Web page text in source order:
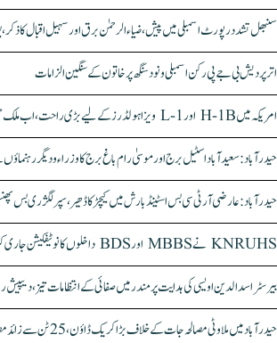
سنبھل تشدد رپورٹ اسمبلی میں پیش، ضیاء الرحمٰن برق اور سہیل اقبال کا
اتر پردیش بی جے پی رکن اسمبلی ونود سنگھ پر خاتون کے سنگین الزامات
امریکہ میں H-1B اور L-1 ویزا ہولڈرز کے لیے بڑی راحت، اب ملک چھوڑے بغیر ویزا تجدید ممکن
حیدرآباد: سعیدآباد اسٹیل برج اور موسیٰ رام باغ برج کا وزراء و دیگر رہنماؤں
حیدرآباد: عارضی آر ٹی سی بس اسٹینڈ بارش میں کیچڑ کا ڈھیر، سپر لگژری بس
KNRUHS نے MBBS اور BDS داخلوں کا نوٹیفکیشن جاری کر دیا
بیرسٹر اسدالدین اویسی کی ہدایت پر مندر میں صفائی کے انتظامات تیز، دیپیش
حیدرآباد میں ملاوٹی مصالحہ جات کے خلاف بڑا کریک ڈاؤن، 25 ٹن سے زائد مصالحے ضبط، 3 گرفتار